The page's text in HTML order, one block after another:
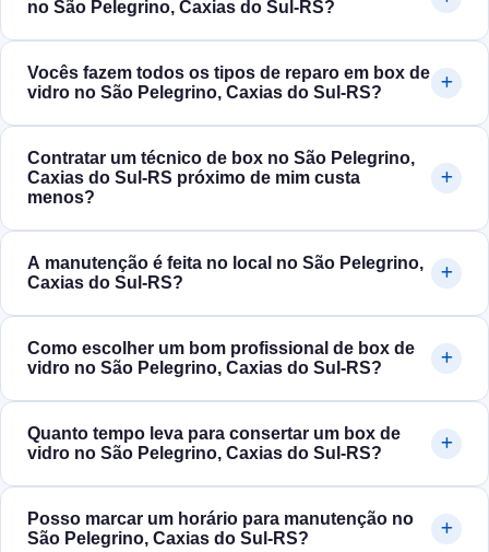
no São Pelegrino, Caxias do Sul‑RS?
Vocês fazem todos os tipos de reparo em box de
vidro no São Pelegrino, Caxias do Sul‑RS?
Contratar um técnico de box no São Pelegrino,
Caxias do Sul‑RS próximo de mim custa
menos?
A manutenção é feita no local no São Pelegrino,
Caxias do Sul‑RS?
Como escolher um bom profissional de box de
vidro no São Pelegrino, Caxias do Sul‑RS?
Quanto tempo leva para consertar um box de
vidro no São Pelegrino, Caxias do Sul‑RS?
Posso marcar um horário para manutenção no
São Pelegrino, Caxias do Sul‑RS?